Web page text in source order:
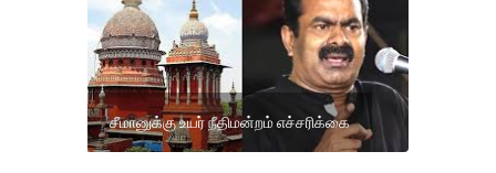
சீமானுக்கு உயர் நீதிமன்றம் எச்சரிக்கை